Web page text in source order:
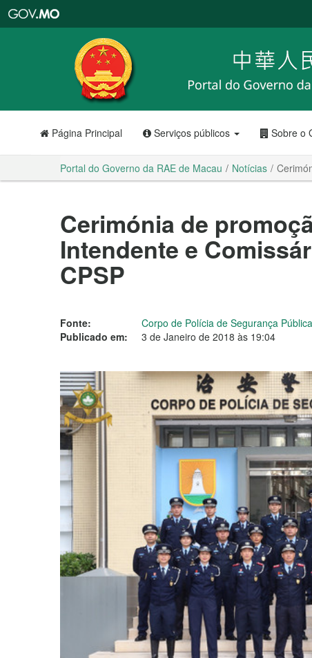
RAE
de
Macau
Página Principal Serviços públicos Sobre o
Portal do Governo da RAE de Macau Notícias
Cerimónia de
Intendente e
CPSP
Fonte:
Corpo de Polícia de Segurança
Publicado em:
3 de Janeiro de 2018 às 19:04